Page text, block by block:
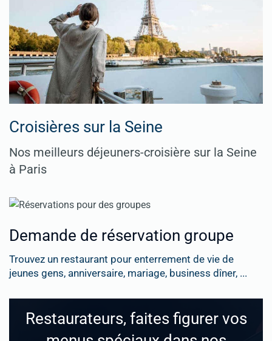
Croisières sur la Seine
Nos meilleurs déjeuners-croisière sur la Seine
à Paris
Demande de réservation groupe
Trouvez un restaurant pour enterrement de vie de
jeunes gens, anniversaire, mariage, business dîner, ...
Restaurateurs, faites figurer vos